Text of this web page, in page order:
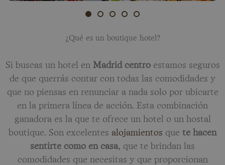
¿Qué es un boutique hotel?
Si buscas un hotel en Madrid centroestamos seguros
de que querrás contar con todas las comodidades y
que no piensas en renunciar a nada solo por ubicarte
en la primera línea de acción. Esta combinación
ganadora es la que te ofrece un hotel o un hostal
boutique. Son excelentes alojamientos que te hacen
sentirte como en casa, que te brindan las
comodidades que necesitas y que proporcionan